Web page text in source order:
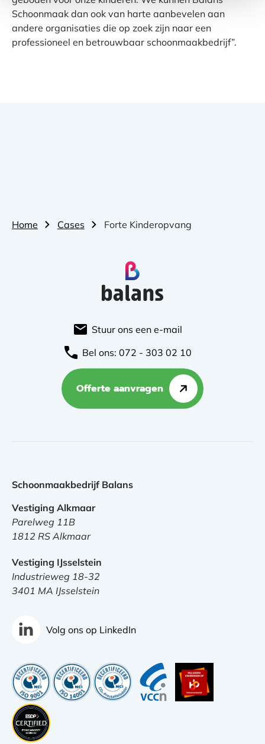
Schoonmaak dan ook van harte aanbevelen aan
andere organisaties die op zoek zijn naar een
professioneel en betrouwbaar schoonmaakbedrijf”.
Home Cases Forte Kinderopvang
Stuur ons een e-mail
Bel ons: 072 - 303 02 10
Offerte aanvragen
Schoonmaakbedrijf Balans
Vestiging Alkmaar
Parelweg 11B
1812 RS Alkmaar
Vestiging IJsselstein
Industrieweg 18-32
3401 MA IJsselstein
Volg ons op LinkedIn